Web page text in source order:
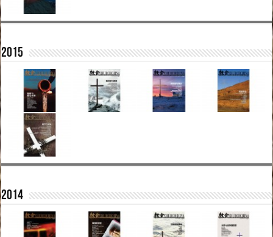
2015
2014